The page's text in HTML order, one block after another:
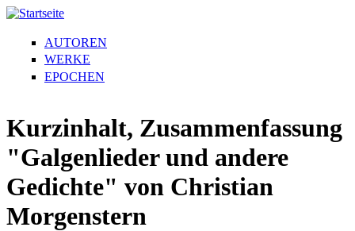
AUTOREN
WERKE
EPOCHEN
Kurzinhalt, Zusammenfassung
"Galgenlieder und andere
Gedichte" von Christian
Morgenstern